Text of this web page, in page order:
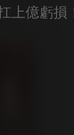
上億虧